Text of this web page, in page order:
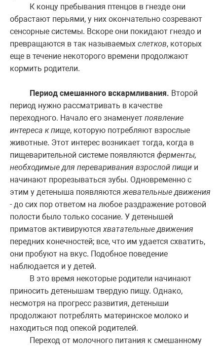
К концу пребывания птенцов в гнезде они
обрастают перьями, у них окончательно созревают
сенсорные системы. Вскоре они покидают гнездо и
превращаются в так называемых слетков, которых
еще в течение некоторого времени продолжают
кормить родители.
Период смешанного вскармливания. Второй
период нужно рассматривать в качестве
переходного. Начало его знаменует появление
интереса к пище, которую потребляют взрослые
животные. Этот интерес возникает тогда, когда в
пищеварительной системе появляются ферменты,
необходимые для переваривания взрослой пищи и
начинают прорезываться зубы. Одновременно с
этим у детеныша появляютсяжевательные движения
- до сих пор ответом на любое раздражение ротовой
полости было только сосание. У детенышей
приматов активируютсяхватательные движения
передних конечностей; все, что им удается схватить,
они пробуют на вкус. Подобное поведение
наблюдается и у детей.
В это время некоторые родители начинают
приносить детенышам твердую пищу. Однако,
несмотря на прогресс развития, детеныши
продолжают потреблять материнское молоко и
находиться под опекой родителей.
Переход от молочного питания к смешанному